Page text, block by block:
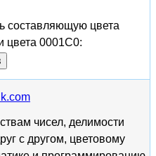
составляющую цвета
цвета 0001C0:
чисел, делимости
с другом, цветовому